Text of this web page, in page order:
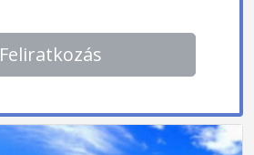
Feliratkozás